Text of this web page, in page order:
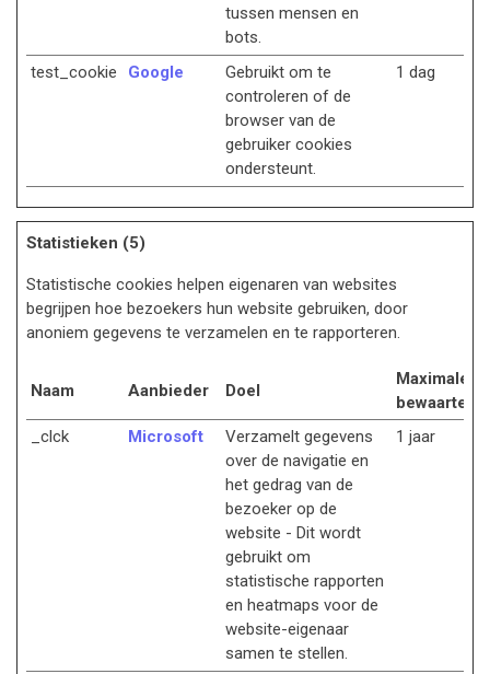
tussen mensen en
bots.
test_cookie Google
Gebruikt om te
controleren of de
browser van de
gebruiker cookies
ondersteunt.
1 dag
Statistieken (5)
Statistische cookies helpen eigenaren van websites
begrijpen hoe bezoekers hun website gebruiken, door
anoniem gegevens te verzamelen en te rapporteren.
Naam Aanbieder Doel
Maximale
_clck
Microsoft
Verzamelt gegevens
over de navigatie en
het gedrag van de
bezoeker op de
website - Dit wordt
gebruikt om
statistische rapporten
en heatmaps voor de
website-eigenaar
samen te stellen.
1 jaar